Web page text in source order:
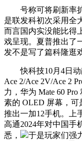
号称可将刷新率扩
是联发科初次采用全
而言国内实没能比得
戏呈现。夏普推出了
发不是写了篇科隆逛
快科技10月4日动
Ace 2/Ace 2V/Ace 2
力，华为 Mate 60 Pro
素的 OLED 屏幕，可
推出一加12手机。上
高通2024年对中国手
悉，
于是玩家们强